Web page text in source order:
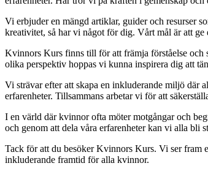
Vi erbjuder en mängd artiklar, guider och resurser
kreativitet, så har vi något för dig. Vårt mål är att
Kvinnors Kurs finns till för att främja förståelse och
olika perspektiv hoppas vi kunna inspirera dig att
Vi strävar efter att skapa en inkluderande miljö där
erfarenheter. Tillsammans arbetar vi för att
I en värld där kvinnor ofta möter motgångar och
och genom att dela våra erfarenheter kan vi alla bli
Tack för att du besöker Kvinnors Kurs. Vi ser fram
inkluderande framtid för alla kvinnor.